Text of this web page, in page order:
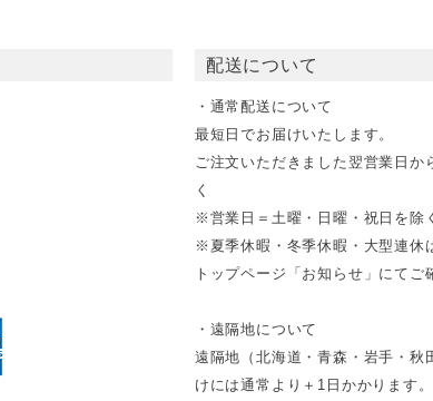
配送について
・通常配送について
最短日でお届けいたします。
ご注文いただきました翌営業日
く
※営業日＝土曜・日曜・祝日を除
※夏季休暇・冬季休暇・大型連休
トップページ「お知らせ」にてご
・遠隔地について
遠隔地（北海道・青森・岩手・秋
けには通常より＋1日かかります。